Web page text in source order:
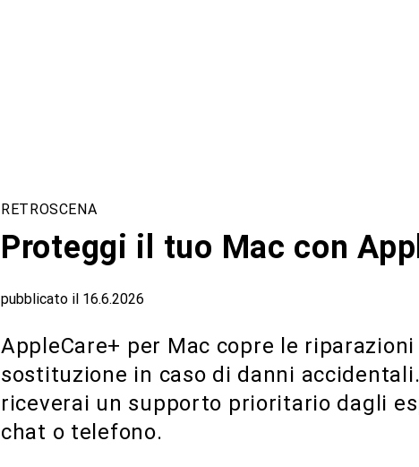
RETROSCENA
Proteggi il tuo Mac con
pubblicato il 16.6.2026
AppleCare+ per Mac copre le riparazioni
sostituzione in caso di danni
riceverai un supporto prioritario dagli
chat o telefono.